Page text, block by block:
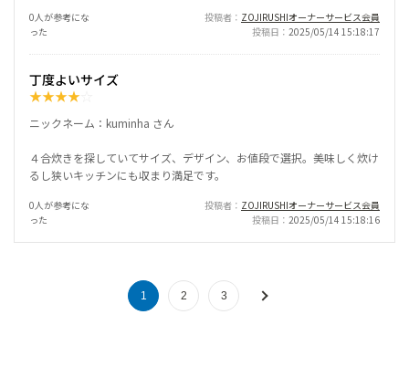
0人が参考にな
った
投稿者
ZOJIRUSHIオーナーサービス会員
投稿日
2025/05/14 15:18:17
丁度よいサイズ
★★★★
ニックネーム：kuminha さん
４合炊きを探していてサイズ、デザイン、お値段で選択。美味しく炊け
るし狭いキッチンにも収まり満足です。
0人が参考にな
った
投稿者
ZOJIRUSHIオーナーサービス会員
投稿日
2025/05/14 15:18:16
1 2 3